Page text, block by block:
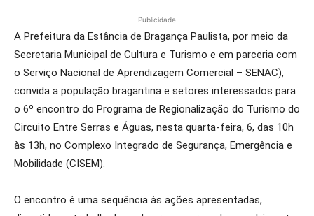
Publicidade
A Prefeitura da Estância de Bragança Paulista, por meio da
Secretaria Municipal de Cultura e Turismo e em parceria com
o Serviço Nacional de Aprendizagem Comercial – SENAC),
convida a população bragantina e setores interessados para
o 6º encontro do Programa de Regionalização do Turismo do
Circuito Entre Serras e Águas, nesta quarta-feira, 6, das 10h
às 13h, no Complexo Integrado de Segurança, Emergência e
Mobilidade (CISEM).
O encontro é uma sequência às ações apresentadas,